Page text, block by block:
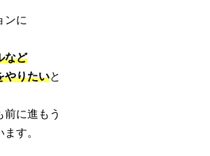
ンに
など
やりたいと
前に進もう
す。